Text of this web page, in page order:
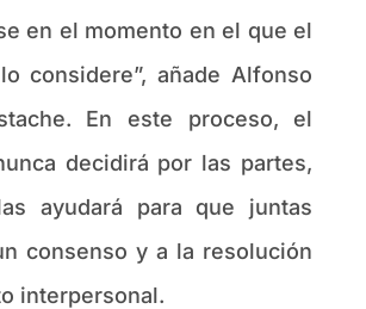
en el momento en el que el
considere”, añade Alfonso
En este proceso, el
decidirá por las partes,
ayudará para que juntas
consenso y a la resolución
interpersonal.